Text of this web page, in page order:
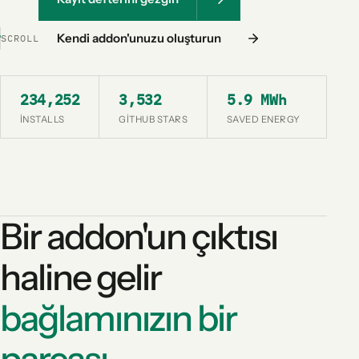
SCROLL Kendi addon'unuzu oluşturun
234,252
INSTALLS
3,532
GITHUB STARS
5.9 MWh
SAVED ENERGY
Bir addon'un çıktısı
haline gelir
bağlamınızın bir